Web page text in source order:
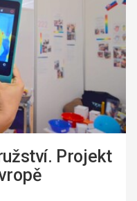
Projekt